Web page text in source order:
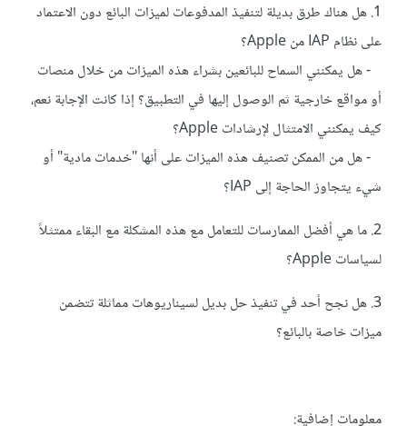
1. هل هناك طرق بديلة لتنفيذ المدفوعات لميزات البائع دون الاعتماد
على نظام IAP من Apple؟
- هل يمكنني السماح للبائعين بشراء هذه الميزات من خلال منصات
أو مواقع خارجية ثم الوصول إليها في التطبيق؟ إذا كانت الإجابة نعم،
كيف يمكنني الامتثال لإرشادات Apple؟
- هل من الممكن تصنيف هذه الميزات على أنها "خدمات مادية" أو
شيء يتجاوز الحاجة إلى IAP؟
2. ما هي أفضل الممارسات للتعامل مع هذه المشكلة مع البقاء ممتثلاً
لسياسات Apple؟
3. هل نجح أحد في تنفيذ حل بديل لسيناريوهات مماثلة تتضمن
ميزات خاصة بالبائع؟
معلومات إضافية: